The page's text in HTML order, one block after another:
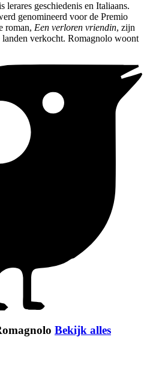
lerares geschiedenis en Italiaans.
genomineerd voor de Premio
roman, Een verloren vriendin, zijn
landen verkocht. Romagnolo woont
Bekijk alles